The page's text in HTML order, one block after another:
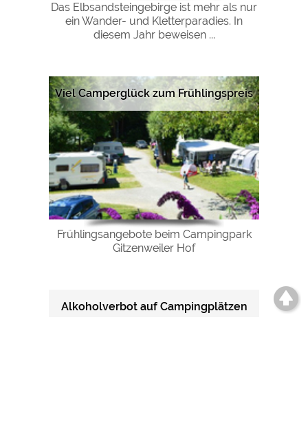
Das Elbsandsteingebirge ist mehr als nur
ein Wander- und Kletterparadies. In
diesem Jahr beweisen ...
Viel Camperglück zum Frühlingspreis
Frühlingsangebote beim Campingpark
Gitzenweiler Hof
Alkoholverbot auf Campingplätzen